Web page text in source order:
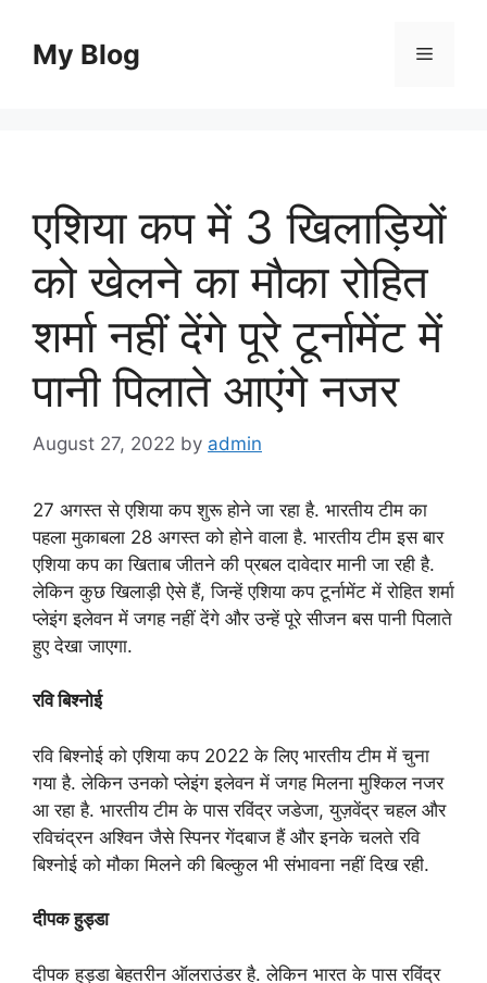
contentMy Blog Menu
एशिया कप में 3 खिलाड़ियों
को खेलने का मौका रोहित
शर्मा नहीं देंगे पूरे टूर्नामेंट में
पानी पिलाते आएंगे नजर
August 27, 2022 by admin
27 अगस्त से एशिया कप शुरू होने जा रहा है. भारतीय टीम का
पहला मुकाबला 28 अगस्त को होने वाला है. भारतीय टीम इस बार
एशिया कप का खिताब जीतने की प्रबल दावेदार मानी जा रही है.
लेकिन कुछ खिलाड़ी ऐसे हैं, जिन्हें एशिया कप टूर्नामेंट में रोहित शर्मा
प्लेइंग इलेवन में जगह नहीं देंगे और उन्हें पूरे सीजन बस पानी पिलाते
हुए देखा जाएगा.
रवि बिश्नोई
रवि बिश्नोई को एशिया कप 2022 के लिए भारतीय टीम में चुना
गया है. लेकिन उनको प्लेइंग इलेवन में जगह मिलना मुश्किल नजर
आ रहा है. भारतीय टीम के पास रविंद्र जडेजा, युज़वेंद्र चहल और
रविचंद्रन अश्विन जैसे स्पिनर गेंदबाज हैं और इनके चलते रवि
बिश्नोई को मौका मिलने की बिल्कुल भी संभावना नहीं दिख रही.
दीपक हुड्डा
दीपक हुड्डा बेहतरीन ऑलराउंडर है. लेकिन भारत के पास रविंद्र